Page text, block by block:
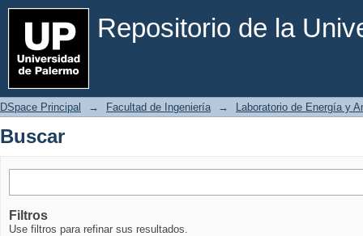
Repositorio de la
Buscar
DSpace Principal → Facultad de Ingeniería → Laboratorio de Energía y
Buscar
Filtros
Use filtros para refinar sus resultados.